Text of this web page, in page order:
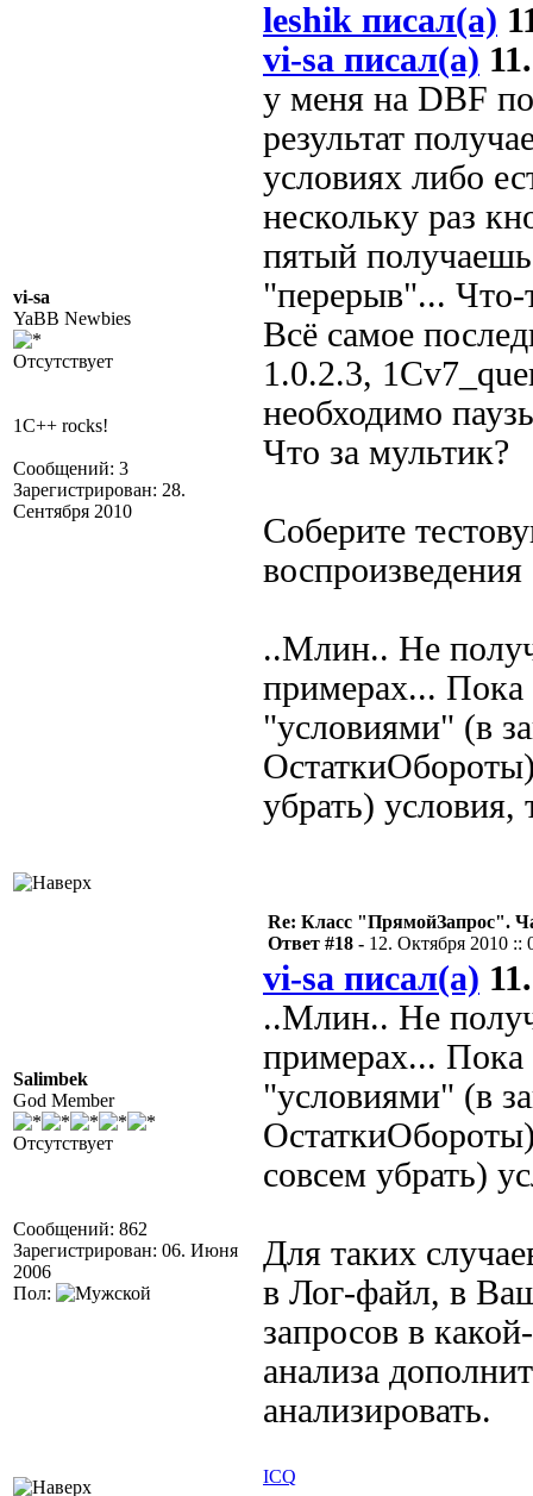
vi-sa
YaBB Newbies
Отсутствует
1C++ rocks!
Сообщений: 3
Зарегистрирован: 28.
Сентября 2010
leshik писал(а)
vi-sa писал(а)
у меня на DBF
результат
условиях либо
нескольку раз
пятый получаешь
"перерыв"... Что-
Всё самое
1.0.2.3,
необходимо
Что за мультик?
Соберите
воспроизведения
..Млин.. Не
примерах... Пока
"условиями" (в
убрать) условия,
Salimbek
God Member
Отсутствует
Сообщений: 862
Зарегистрирован: 06. Июня
2006
Пол:
Re: Класс "ПрямойЗапрос".
Ответ #18 - 12. Октября 2010 ::
vi-sa писал(а)
..Млин.. Не
примерах... Пока
"условиями" (в
совсем убрать)
Для таких
в Лог-файл, в
запросов в
анализа
анализировать.
ICQ